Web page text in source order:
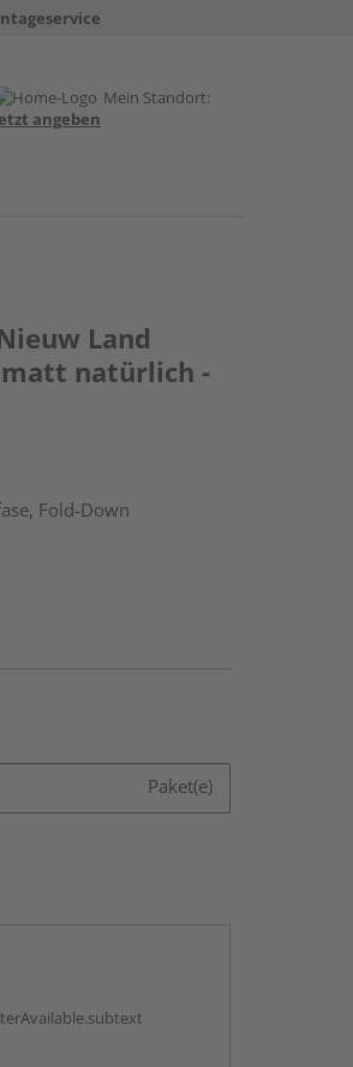
Mein Standort:
angeben
Land
natürlich -
Fold-Down
Paket(e)